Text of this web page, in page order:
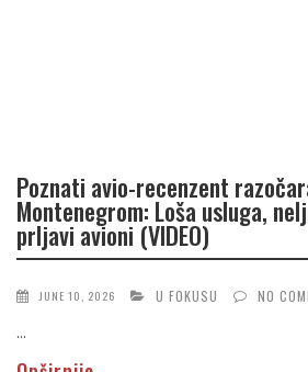
Poznati avio-recenzent
Montenegrom: Loša usluga,
prljavi avioni (VIDEO)
JUNE 10, 2026 U FOKUSU NO
...